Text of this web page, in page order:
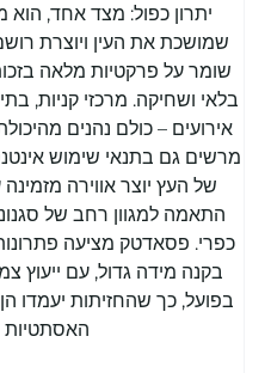
יתרון כפול: מצד אחד,
שמושכת את העין ויוצרת
שומר על פרקטיות מלאה
בלאי ושחיקה. מרכזי קניות,
אירועים – כולם נהנים
מרשים גם בתנאי שימוש
של העץ יוצר אווירה
התאמה למגוון רחב של
כפרי. פסאדטק מציעה
בקנה מידה גדול, עם ייעוץ
בפועל, כך שהחזיתות יעמדו
האסתטיות